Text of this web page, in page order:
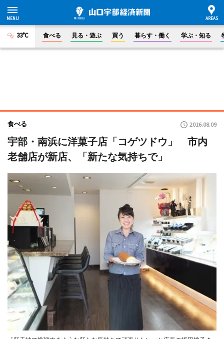
33°C 食べる 見る・遊ぶ 買う 暮らす・働く 学ぶ・知る
食べる 2016.08.09
宇部・南浜に洋菓子店「コゲツドウ」 市内
老舗店が新店、「新たな気持ちで」